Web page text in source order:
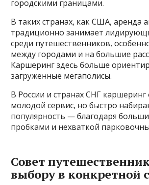
городскими границами.
В таких странах, как США, аренда
традиционно занимает
среди путешественников,
между городами и на большие
Каршеринг здесь больше
загруженные мегаполисы.
В России и странах СНГ каршеринг
молодой сервис, но быстро
популярность — благодаря
пробками и нехваткой
Совет
выбору в конкретной